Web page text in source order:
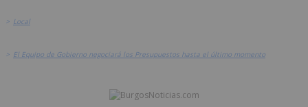
> Local
> El Equipo de Gobierno negociará los Presupuestos hasta el último momento